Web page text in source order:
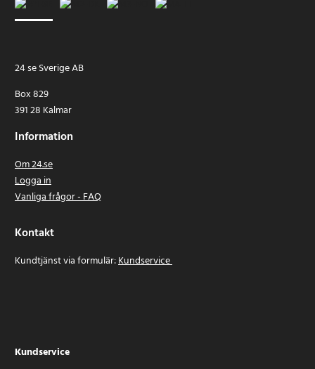
24 se Sverige AB
Box 829
391 28 Kalmar
Information
Om 24.se
Logga in
Vanliga frågor - FAQ
Kontakt
Kundtjänst via formulär:Kundservice
Kundservice